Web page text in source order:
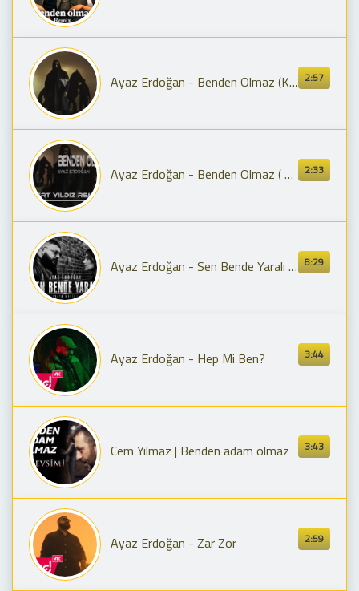
2:57
Ayaz Erdoğan - Benden Olmaz (Kadir Koç Remix)
2:33
Ayaz Erdoğan - Benden Olmaz ( Mert Yıldız Remix )
8:29
Ayaz Erdoğan - Sen Bende Yaralı (AI Versiyon) (Arabic Afro Tech House) (AI Cover)
3:44
Ayaz Erdoğan - Hep Mi Ben?
3:43
Cem Yılmaz | Benden adam olmaz
2:59
Ayaz Erdoğan - Zar Zor